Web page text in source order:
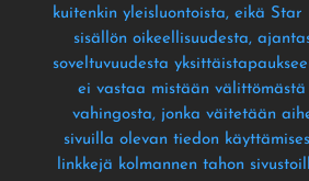
kuitenkin yleisluontoista, eikä Star
sisällön oikeellisuudesta,
soveltuvuudesta
ei vastaa mistään
vahingosta, jonka väitetään
sivuilla olevan tiedon
linkkejä kolmannen tahon